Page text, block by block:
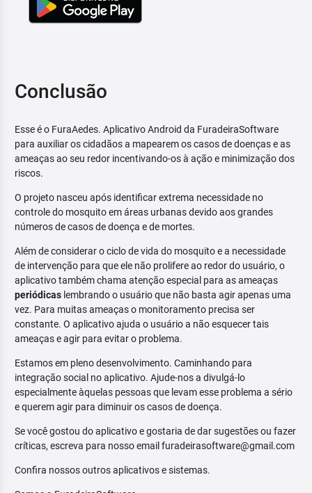
Conclusão
Esse é o FuraAedes. Aplicativo Android da FuradeiraSoftware
para auxiliar os cidadãos a mapearem os casos de doenças e as
ameaças ao seu redor incentivando-os à ação e minimização dos
riscos.
O projeto nasceu após identificar extrema necessidade no
controle do mosquito em áreas urbanas devido aos grandes
números de casos de doença e de mortes.
Além de considerar o ciclo de vida do mosquito e a necessidade
de intervenção para que ele não prolifere ao redor do usuário, o
aplicativo também chama atenção especial para as ameaças
periódicas lembrando o usuário que não basta agir apenas uma
vez. Para muitas ameaças o monitoramento precisa ser
constante. O aplicativo ajuda o usuário a não esquecer tais
ameaças e agir para evitar o problema.
Estamos em pleno desenvolvimento. Caminhando para
integração social no aplicativo. Ajude-nos a divulgá-lo
especialmente àquelas pessoas que levam esse problema a sério
e querem agir para diminuir os casos de doença.
Se você gostou do aplicativo e gostaria de dar sugestões ou fazer
críticas, escreva para nosso email furadeirasoftware@gmail.com
Confira nossos outros aplicativos e sistemas.